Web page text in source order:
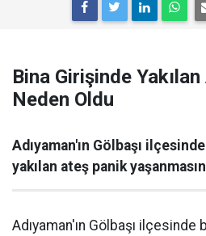
Bina Girişinde
Neden Oldu
Adıyaman'ın Gölbaşı
yakılan ateş panik
Adıyaman'ın Gölbaşı ilçesinde